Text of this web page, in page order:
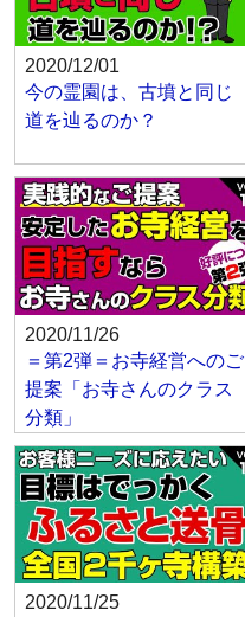
2020/12/01
今の霊園は、古墳と同じ
道を辿るのか？
2020/11/26
＝第2弾＝お寺経営へのご
提案「お寺さんのクラス
分類」
2020/11/25